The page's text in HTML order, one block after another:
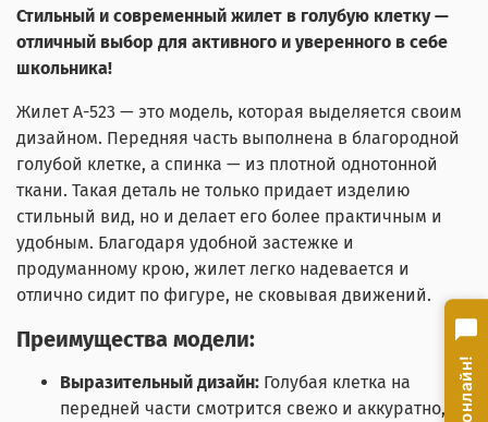
Стильный и современный жилет в голубую клетку —
отличный выбор для активного и уверенного в себе
школьника!
Жилет А-523 — это модель, которая выделяется своим
дизайном. Передняя часть выполнена в благородной
голубой клетке, а спинка — из плотной однотонной
ткани. Такая деталь не только придает изделию
стильный вид, но и делает его более практичным и
удобным. Благодаря удобной застежке и
продуманному крою, жилет легко надевается и
отлично сидит по фигуре, не сковывая движений.
Преимущества модели:
Выразительный дизайн: Голубая клетка на
передней части смотрится свежо и аккуратно, а